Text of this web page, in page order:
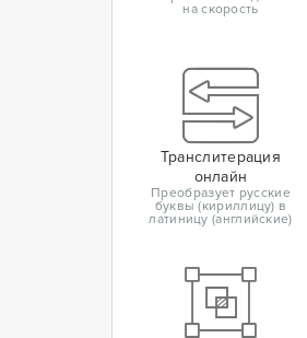
на скорость
Транслитерация
онлайн
Преобразует русские
буквы (кириллицу) в
латиницу (английские)